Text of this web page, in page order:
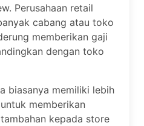
Perusahaan retail
cabang atau toko
memberikan gaji
dengan toko
biasanya memiliki lebih
memberikan
kepada store